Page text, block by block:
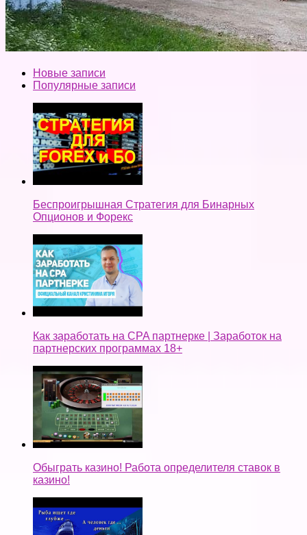
Новые записи
Популярные записи
Беспроигрышная Стратегия для Бинарных
Опционов и Форекс
Как заработать на CPA партнерке | Заработок на
партнерских программах 18+
Обыграть казино! Работа определителя ставок в
казино!